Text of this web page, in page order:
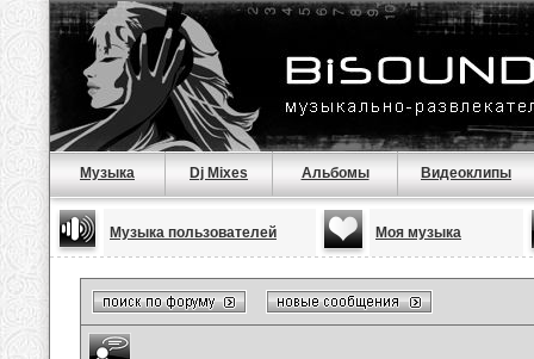
Музыка Dj Mixes Альбомы Видеоклипы
Музыка пользователей Моя музыка